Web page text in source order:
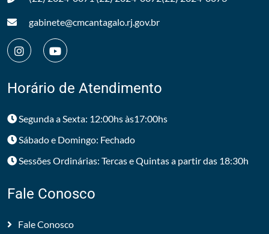
gabinete@cmcantagalo.rj.gov.br
Horário de Atendimento
Segunda a Sexta: 12:00hs às17:00hs
Sábado e Domingo: Fechado
Sessões Ordinárias: Tercas e Quintas a partir das 18:30h
Fale Conosco
Fale Conosco